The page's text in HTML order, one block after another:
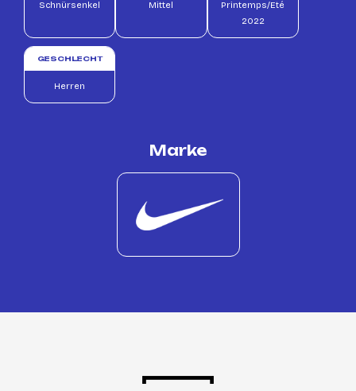
Schnürsenkel Mittel
Printemps/Eté
2022
GESCHLECHT
Herren
Marke